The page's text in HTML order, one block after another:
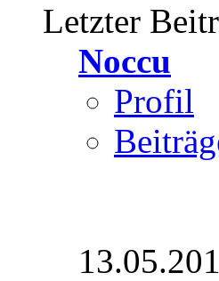
Letzter
Noccu
Profil